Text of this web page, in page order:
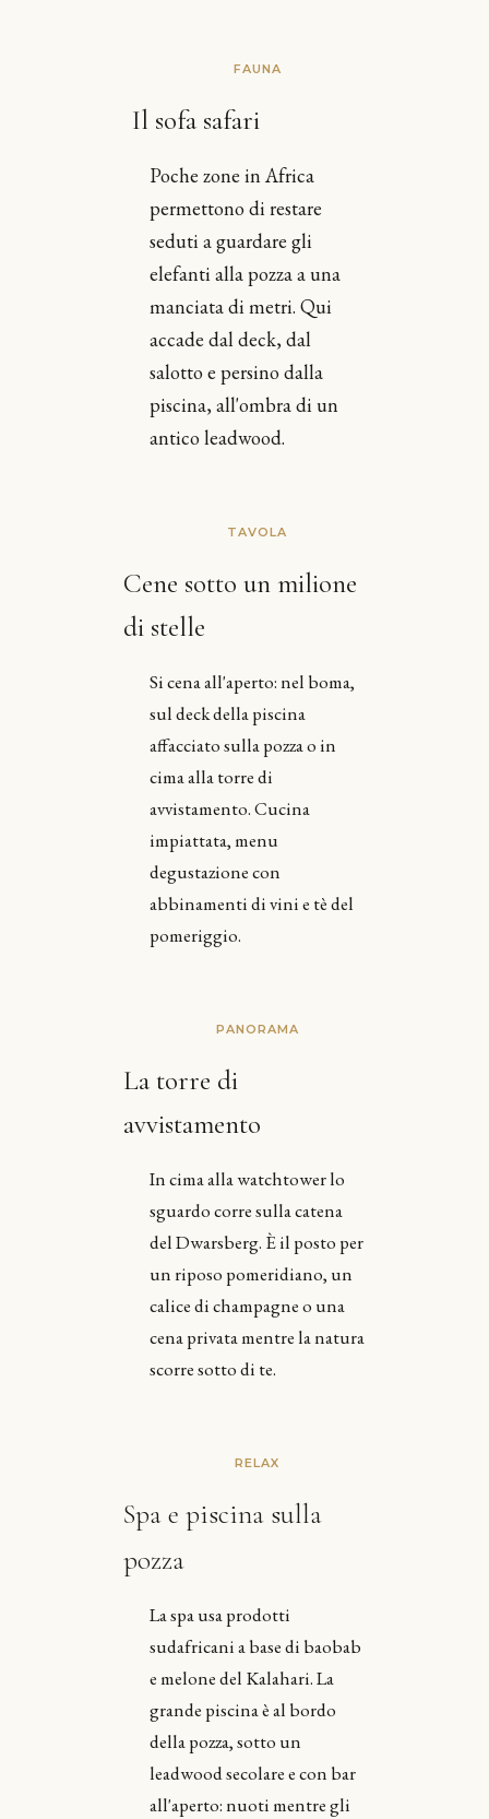
FAUNA
Il sofa safari
Poche zone in Africa
permettono di restare
seduti a guardare gli
elefanti alla pozza a una
manciata di metri. Qui
accade dal deck, dal
salotto e persino dalla
piscina, all'ombra di un
antico leadwood.
TAVOLA
Cene sotto un milione
di stelle
Si cena all'aperto: nel boma,
sul deck della piscina
affacciato sulla pozza o in
cima alla torre di
avvistamento. Cucina
impiattata, menu
degustazione con
abbinamenti di vini e tè del
pomeriggio.
PANORAMA
La torre di
avvistamento
In cima alla watchtower lo
sguardo corre sulla catena
del Dwarsberg. È il posto per
un riposo pomeridiano, un
calice di champagne o una
cena privata mentre la natura
scorre sotto di te.
RELAX
Spa e piscina sulla
pozza
La spa usa prodotti
sudafricani a base di baobab
e melone del Kalahari. La
grande piscina è al bordo
della pozza, sotto un
leadwood secolare e con bar
all'aperto: nuoti mentre gli